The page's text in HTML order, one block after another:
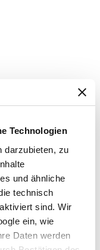
Technologien
darzubieten, zu
und ähnliche
technisch
sind. Wir
ein, wie
Daten werden
provisions and
account –
bank client